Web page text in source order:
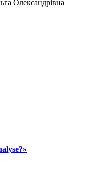
Олександрівна